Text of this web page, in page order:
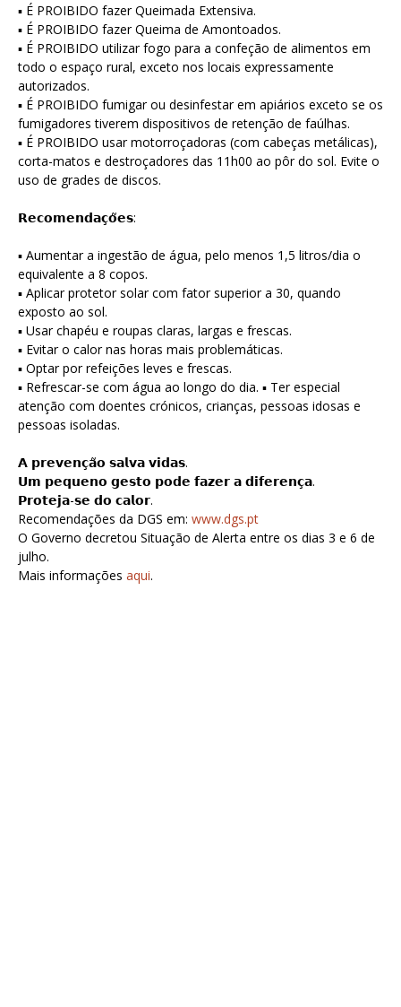
▪ É PROIBIDO fazer Queimada Extensiva.
▪ É PROIBIDO fazer Queima de Amontoados.
▪ É PROIBIDO utilizar fogo para a confeção de alimentos em
todo o espaço rural, exceto nos locais expressamente
autorizados.
▪ É PROIBIDO fumigar ou desinfestar em apiários exceto se os
fumigadores tiverem dispositivos de retenção de faúlhas.
▪ É PROIBIDO usar motorroçadoras (com cabeças metálicas),
corta-matos e destroçadores das 11h00 ao pôr do sol. Evite o
uso de grades de discos.
𝗥𝗲𝗰𝗼𝗺𝗲𝗻𝗱𝗮𝗰̧𝗼̃𝗲𝘀:
▪ Aumentar a ingestão de água, pelo menos 1,5 litros/dia o
equivalente a 8 copos.
▪ Aplicar protetor solar com fator superior a 30, quando
exposto ao sol.
▪ Usar chapéu e roupas claras, largas e frescas.
▪ Evitar o calor nas horas mais problemáticas.
▪ Optar por refeições leves e frescas.
▪ Refrescar-se com água ao longo do dia. ▪ Ter especial
atenção com doentes crónicos, crianças, pessoas idosas e
pessoas isoladas.
𝗔 𝗽𝗿𝗲𝘃𝗲𝗻𝗰̧𝗮̃𝗼 𝘀𝗮𝗹𝘃𝗮 𝘃𝗶𝗱𝗮𝘀.
𝗨𝗺 𝗽𝗲𝗾𝘂𝗲𝗻𝗼 𝗴𝗲𝘀𝘁𝗼 𝗽𝗼𝗱𝗲 𝗳𝗮𝘇𝗲𝗿 𝗮 𝗱𝗶𝗳𝗲𝗿𝗲𝗻𝗰̧𝗮.
𝗣𝗿𝗼𝘁𝗲𝗷𝗮-𝘀𝗲 𝗱𝗼 𝗰𝗮𝗹𝗼𝗿.
Recomendações da DGS em: www.dgs.pt
O Governo decretou Situação de Alerta entre os dias 3 e 6 de
julho.
Mais informações aqui.